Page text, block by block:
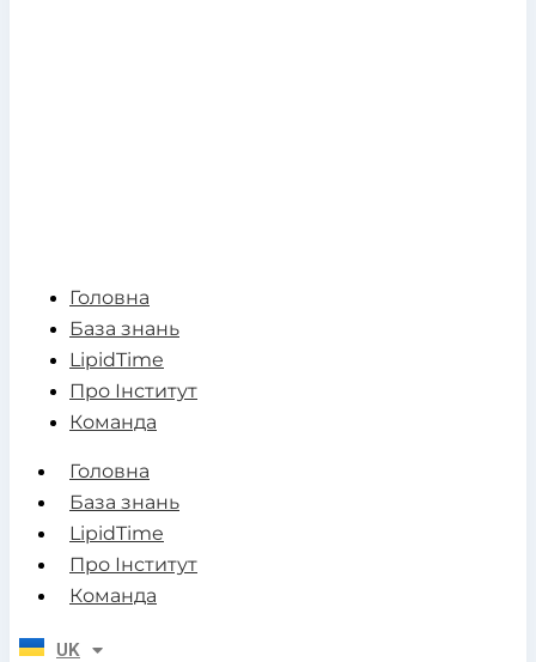
Головна
База знань
LipidTime
Про Інститут
Команда
Головна
База знань
LipidTime
Про Інститут
Команда
UK